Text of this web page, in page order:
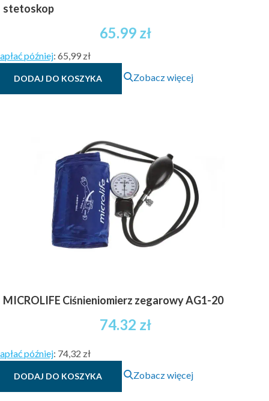
stetoskop
65.99 zł
później: 65,99 zł
DODAJ DO KOSZYKA Zobacz więcej
MICROLIFE Ciśnieniomierz zegarowy AG1-20
74.32 zł
później: 74,32 zł
DODAJ DO KOSZYKA Zobacz więcej